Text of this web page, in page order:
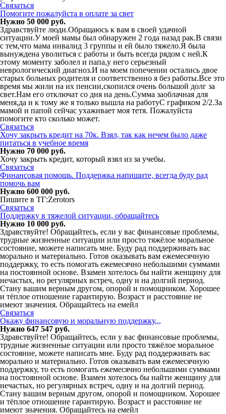
Связаться
Помогите пожалуйста в оплате за свет
Нужно 50 000 руб.
Здравствуйте люди.Обращаюсь к вам в своей удачной
ситуации.У моей мамы был обнаружен 2 года назад рак.В связи
с тем,что мама инвалид 3 группы и ей было тяжело.Я была
вынуждена уволиться с работы и быть всегда рядом с ней.К
этому моменту заболел и папа,у него серьезный
неврологический диагноз.И на моем попечении остались двое
старых больных родителя и соответственно я без работы.Все это
время мы жили на их пенсии,скопился очень большой долг за
свет.Нам его отключат со дня на день.Сумма заоблачная для
меня,да и к тому же я только вышла на работуС графиком 2/2.За
мамой и папой сейчас ухаживает моя тетя. Пожалуйста
помогите кто сколько может.
Связаться
Хочу закрыть кредит на 70к. Взял, так как нечем было даже
питаться в учебное время
Нужно 70 000 руб.
Хочу закрыть кредит, который взял из за учебы.
Связаться
Финансовая помощь. Поддержка напишите, всегда буду рад
помочь вам
Нужно 600 000 руб.
Пишите в ТГ:Zerotors
Связаться
Поддержку в тяжелой ситуации, обращайтесь
Нужно 10 000 руб.
Здравствуйте! Обращайтесь, если у вас финансовые проблемы,
трудные жизненные ситуации или просто тяжёлое моральное
состояние, можете написать мне. Буду рад поддерживать вас
морально и материально. Готов оказывать вам ежемесячную
поддержку, то есть помогать ежемесячно небольшими суммами
на постоянной основе. Взамен хотелось бы найти женщину для
нечастых, но регулярных встреч, одну и на долгий период.
Стану вашим верным другом, опорой и помощником. Хорошее
и тёплое отношение гарантирую. Возраст и расстояние не
имеют значения. Обращайтесь на емейл
Связаться
Окажу финансовую и моральную поддержку,,,
Нужно 647 547 руб.
Здравствуйте! Обращайтесь, если у вас финансовые проблемы,
трудные жизненные ситуации или просто тяжёлое моральное
состояние, можете написать мне. Буду рад поддерживать вас
морально и материально. Готов оказывать вам ежемесячную
поддержку, то есть помогать ежемесячно небольшими суммами
на постоянной основе. Взамен хотелось бы найти женщину для
нечастых, но регулярных встреч, одну и на долгий период.
Стану вашим верным другом, опорой и помощником. Хорошее
и тёплое отношение гарантирую. Возраст и расстояние не
имеют значения. Обращайтесь на емейл